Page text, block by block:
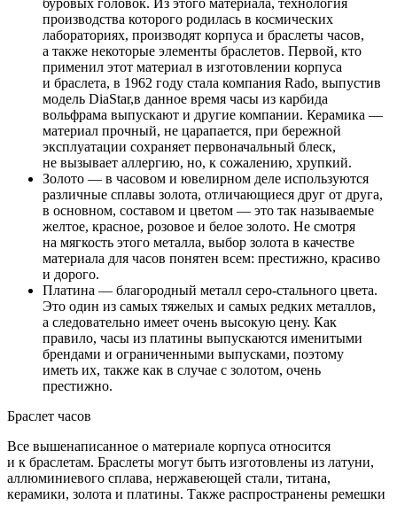
производства которого родилась в космических
лабораториях, производят корпуса и браслеты часов,
а также некоторые элементы браслетов. Первой, кто
применил этот материал в изготовлении корпуса
и браслета, в 1962 году стала компания Rado, выпустив
модель DiaStar,в данное время часы из карбида
вольфрама выпускают и другие компании. Керамика —
материал прочный, не царапается, при бережной
эксплуатации сохраняет первоначальный блеск,
не вызывает аллергию, но, к сожалению, хрупкий.
Золото — в часовом и ювелирном деле используются
различные сплавы золота, отличающиеся друг от друга,
в основном, составом и цветом — это так называемые
желтое, красное, розовое и белое золото. Не смотря
на мягкость этого металла, выбор золота в качестве
материала для часов понятен всем: престижно, красиво
и дорого.
Платина — благородный металл серо-стального цвета.
Это один из самых тяжелых и самых редких металлов,
а следовательно имеет очень высокую цену. Как
правило, часы из платины выпускаются именитыми
брендами и ограниченными выпусками, поэтому
иметь их, также как в случае с золотом, очень
престижно.
Браслет часов
Все вышенаписанное о материале корпуса относится
и к браслетам. Браслеты могут быть изготовлены из латуни,
аллюминиевого сплава, нержавеющей стали, титана,
керамики, золота и платины. Также распространены ремешки